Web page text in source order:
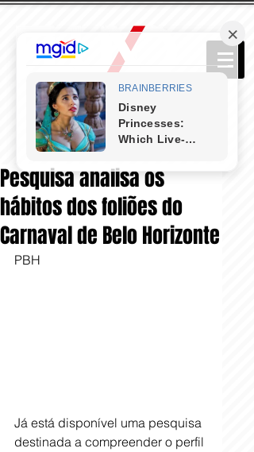
Pesquisa analisa os
hábitos dos foliões do
Carnaval de Belo Horizonte
PBH
Já está disponível uma pesquisa
destinada a compreender o perfil